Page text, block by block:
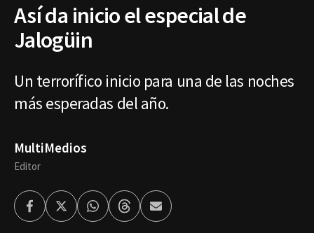
Así da inicio el especial de
Jalogüin
Un terrorífico inicio para una de las noches
más esperadas del año.
MultiMedios
Editor
FacebookTwitterWhatsappThreadsEnviar
por